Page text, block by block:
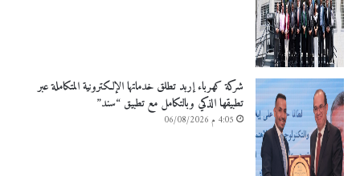
شركة كهرباء إربد تطلق خدماتها الإلكترونية المتكاملة عبر
تطبيقها الذكي وبالتكامل مع تطبيق “سند”
4:05 م 06/08/2026